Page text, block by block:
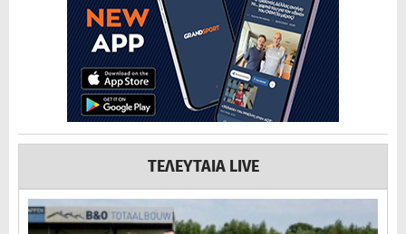
ΤΕΛΕΥΤΑΙΑ LIVE